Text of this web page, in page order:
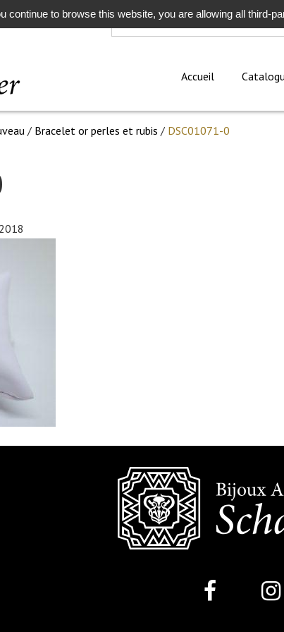
Rechercher
Accueil
/ Bracelet or perles et rubis / DSC01071-0
continue to browse this website, you are allowing all third-